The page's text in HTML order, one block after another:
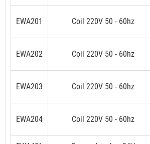
EWA201 Coil 220V 50 - 60hz
EWA202 Coil 220V 50 - 60hz
EWA203 Coil 220V 50 - 60hz
EWA204 Coil 220V 50 - 60hz